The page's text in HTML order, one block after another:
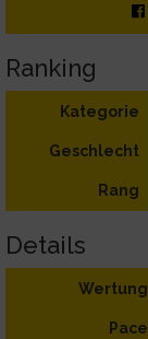
Ranking
Kategorie
Geschlecht
Rang
Details
Wertung
Pace